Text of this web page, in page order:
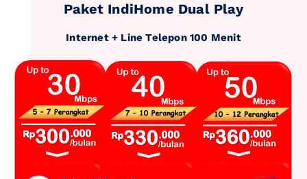
Paket IndiHome Dual Play
Internet + Line Telepon 100 Menit